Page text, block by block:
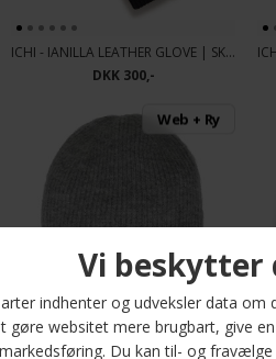
ICHI - IANILLA LEATHER GLOVE | SKIND LUFFER BLACK
DKK 300,-
Web + Ry
ICHI - IAIVO HO | STRIK HUE LIGHT GREY MEL